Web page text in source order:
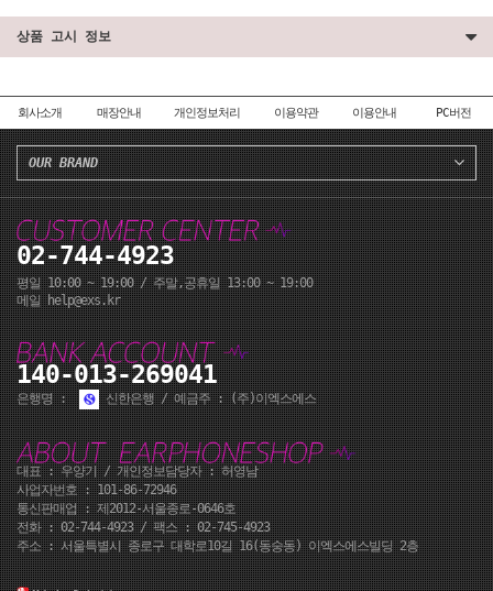
상품 고시 정보
회사소개 매장안내 개인정보처리 이용약관 이용안내 PC버전
OUR BRAND
02-744-4923
평일 10:00 ~ 19:00 / 주말,공휴일 13:00 ~ 19:00
메일 help@exs.kr
140-013-269041
은행명 : 신한은행 / 예금주 : (주)이엑스에스
대표 : 우양기 / 개인정보담당자 : 허영남
사업자번호 : 101-86-72946
통신판매업 : 제2012-서울종로-0646호
전화 :02-744-4923/ 팩스 : 02-745-4923
주소 : 서울특별시 종로구 대학로10길 16(동숭동) 이엑스에스빌딩 2층